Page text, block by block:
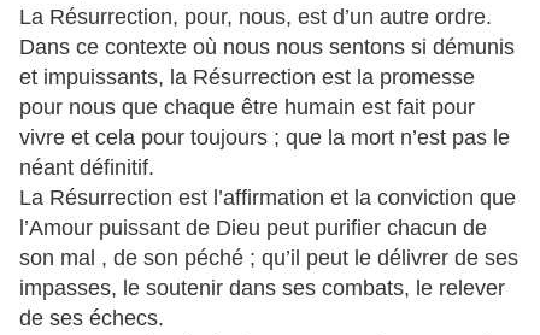
La Résurrection, pour, nous, est d’un autre ordre.
Dans ce contexte où nous nous sentons si démunis
et impuissants, la Résurrection est la promesse
pour nous que chaque être humain est fait pour
vivre et cela pour toujours ; que la mort n’est pas le
néant définitif.
La Résurrection est l’affirmation et la conviction que
l’Amour puissant de Dieu peut purifier chacun de
son mal , de son péché ; qu’il peut le délivrer de ses
impasses, le soutenir dans ses combats, le relever
de ses échecs.